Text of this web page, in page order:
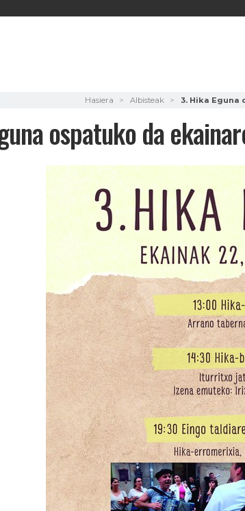
Hasiera Albisteak 3. Hika
ospatuko da